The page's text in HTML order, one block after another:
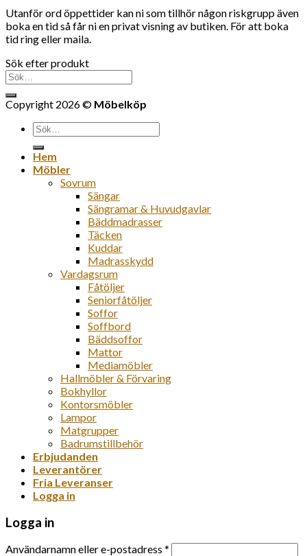
Utanför ord öppettider kan ni som tillhör någon riskgrupp även
boka en tid så får ni en privat visning av butiken. För att boka
tid ring eller maila.
Sök efter produkt
Sök
efter:
Copyright 2026 © Möbelköp
Sök
efter:
Hem
Möbler
Sovrum
Sängar
Sängramar & Huvudgavlar
Bäddmadrasser
Täcken
Kuddar
Madrasskydd
Vardagsrum
Fåtöljer
Seniorfåtöljer
Soffor
Soffbord
Bäddsoffor
Mattor
Mediamöbler
Hallmöbler & Förvaring
Bokhyllor
Kontorsmöbler
Lampor
Matgrupper
Badrumstillbehör
Erbjudanden
Leverantörer
Fria Leveranser
Logga in
Logga in
Användarnamn eller e-postadress *